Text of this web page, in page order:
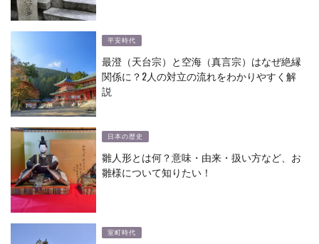
平安時代
最澄（天台宗）と空海（真言宗）はなぜ絶縁
関係に？2人の対立の流れをわかりやすく解
説
日本の歴史
雛人形とは何？意味・由来・扱い方など、お
雛様について知りたい！
室町時代